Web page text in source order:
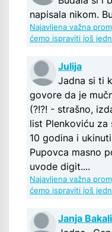
napisala nikom.
Najavljena važna
ćemo ispraviti još
Julija
Jadna si ti
govore da je
(?!?! - strašno,
list Plenkoviću za
10 godina i
Pupovca masno
uvode digit....
Najavljena važna
ćemo ispraviti još
Janja